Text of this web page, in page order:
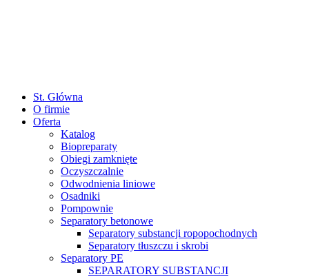
St. Główna
O firmie
Oferta
Katalog
Biopreparaty
Obiegi zamknięte
Oczyszczalnie
Odwodnienia liniowe
Osadniki
Pompownie
Separatory betonowe
Separatory substancji ropopochodnych
Separatory tłuszczu i skrobi
Separatory PE
SEPARATORY SUBSTANCJI